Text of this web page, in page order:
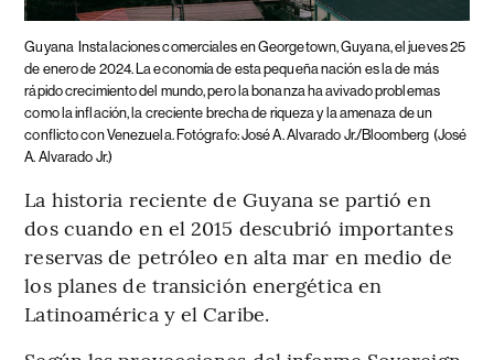
Guyana Instalaciones comerciales en Georgetown, Guyana, el jueves 25
de enero de 2024. La economía de esta pequeña nación es la de más
rápido crecimiento del mundo, pero la bonanza ha avivado problemas
como la inflación, la creciente brecha de riqueza y la amenaza de un
conflicto con Venezuela. Fotógrafo: José A. Alvarado Jr./Bloomberg (José
A. Alvarado Jr.)
La historia reciente de Guyana se partió en
dos cuando en el 2015 descubrió importantes
reservas de petróleo en alta mar en medio de
los planes de transición energética en
Latinoamérica y el Caribe.